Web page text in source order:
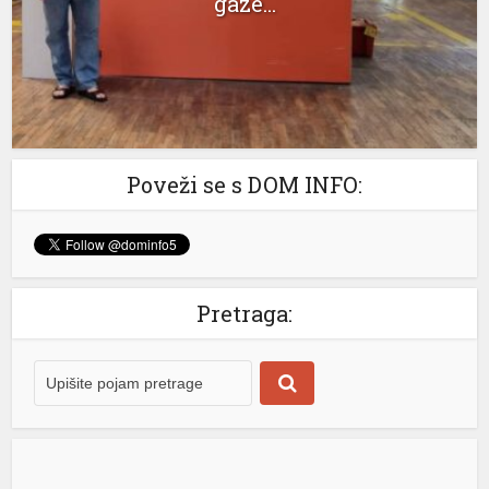
transportovali smo vodu iz našeg najvećeg izvorišta iz
Maglajana do Laktaša […]
Poveži se s DOM INFO:
Pretraga: